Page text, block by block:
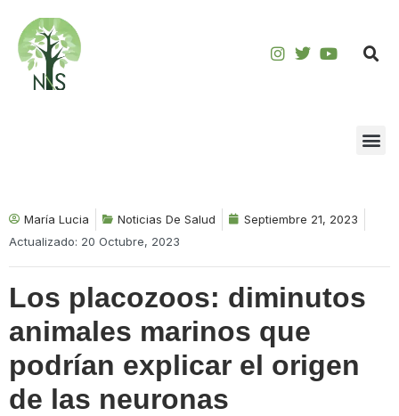
Saltar
contenido
María Lucia Noticias De Salud
Septiembre 21, 2023
Actualizado: 20 Octubre, 2023
Los placozoos: diminutos
animales marinos que
podrían explicar el origen
de las neuronas